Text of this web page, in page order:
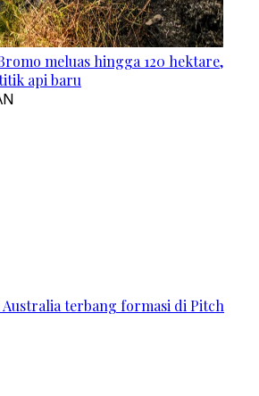
meluas hingga 120 hektare,
api baru
Australia terbang formasi di Pitch